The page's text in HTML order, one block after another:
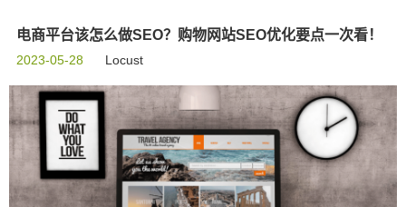
电商平台该怎么做SEO？购物网站SEO优化要点一次看！
2023-05-28 Locust